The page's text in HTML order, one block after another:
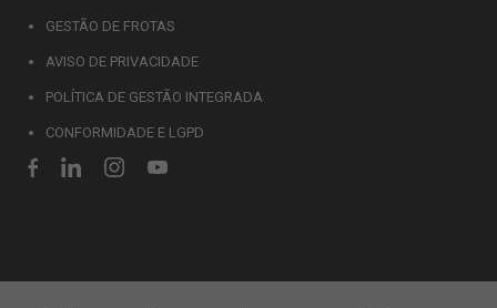
GESTÃO DE FROTAS
AVISO DE PRIVACIDADE
POLÍTICA DE GESTÃO INTEGRADA
CONFORMIDADE E LGPD